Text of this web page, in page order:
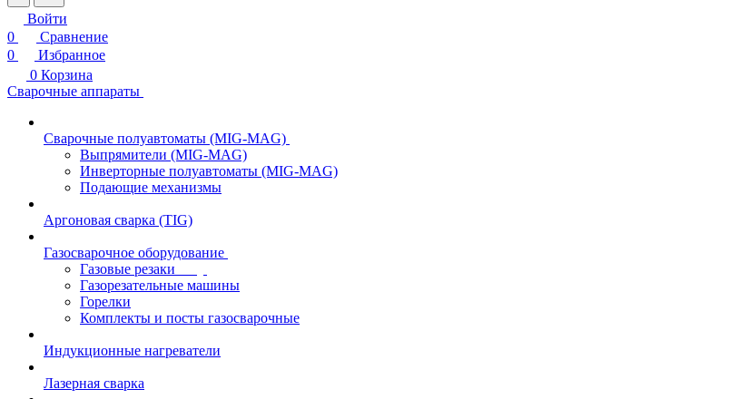
Войти
0
Сравнение
0
Избранное
0 Корзина
Сварочные аппараты
Сварочные полуавтоматы (MIG-MAG)
Выпрямители (MIG-MAG)
Инверторные полуавтоматы (MIG-MAG)
Подающие механизмы
Аргоновая сварка (TIG)
Газосварочное оборудование
Газовые резаки
Газорезательные машины
Горелки
Комплекты и посты газосварочные
Индукционные нагреватели
Лазерная сварка